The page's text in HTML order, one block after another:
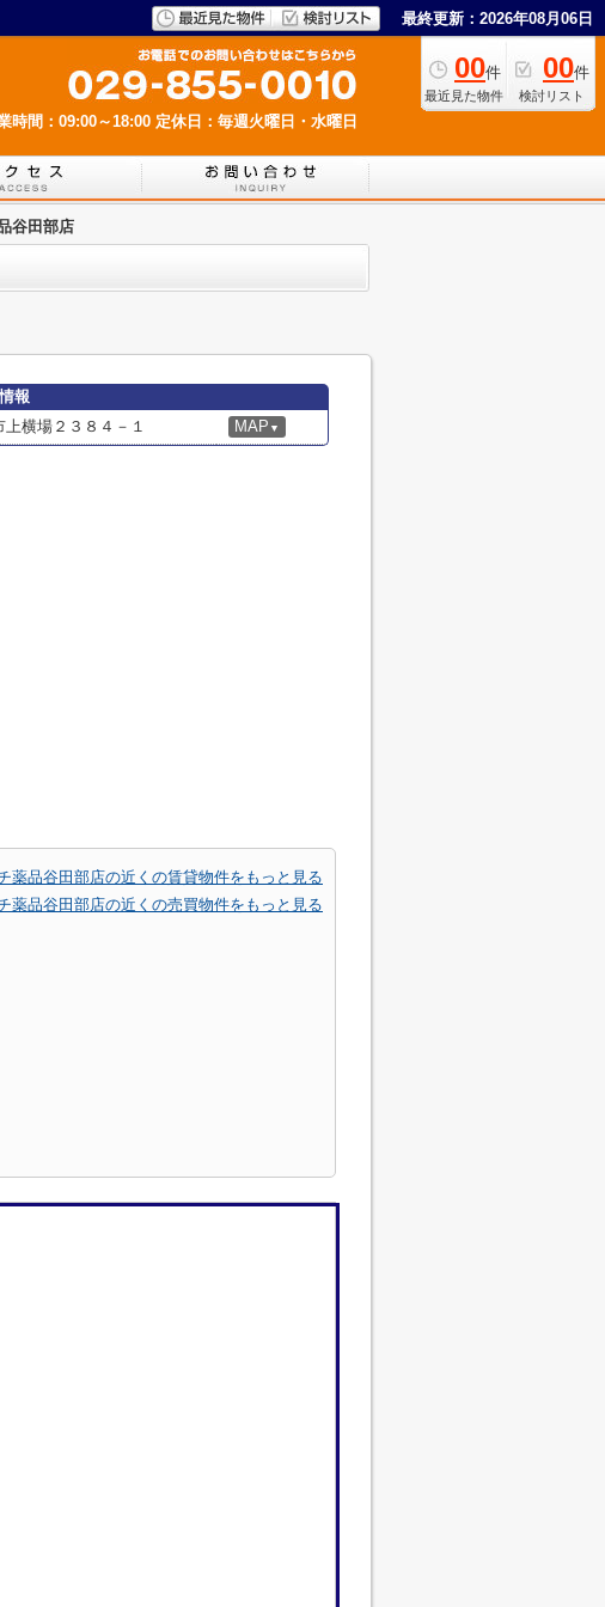
最終更新：2026年08月06日
00件
最近見た物件
00件
検討リスト
時間：09:00～18:00 定休日：毎週火曜日・水曜日
谷田部店
報
横場２３８４－１ MAP ▼
薬品谷田部店の近くの賃貸物件をもっと見る
薬品谷田部店の近くの売買物件をもっと見る